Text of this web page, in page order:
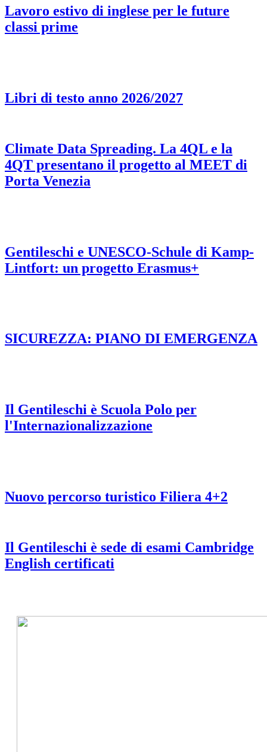
Lavoro estivo di inglese per le future
classi prime
Libri di testo anno 2026/2027
Climate Data Spreading. La 4QL e la
4QT presentano il progetto al MEET di
Porta Venezia
Gentileschi e UNESCO-Schule di Kamp-
Lintfort: un progetto Erasmus+
SICUREZZA: PIANO DI EMERGENZA
Il Gentileschi è Scuola Polo per
l'Internazionalizzazione
Nuovo percorso turistico Filiera 4+2
Il Gentileschi è sede di esami Cambridge
English certificati